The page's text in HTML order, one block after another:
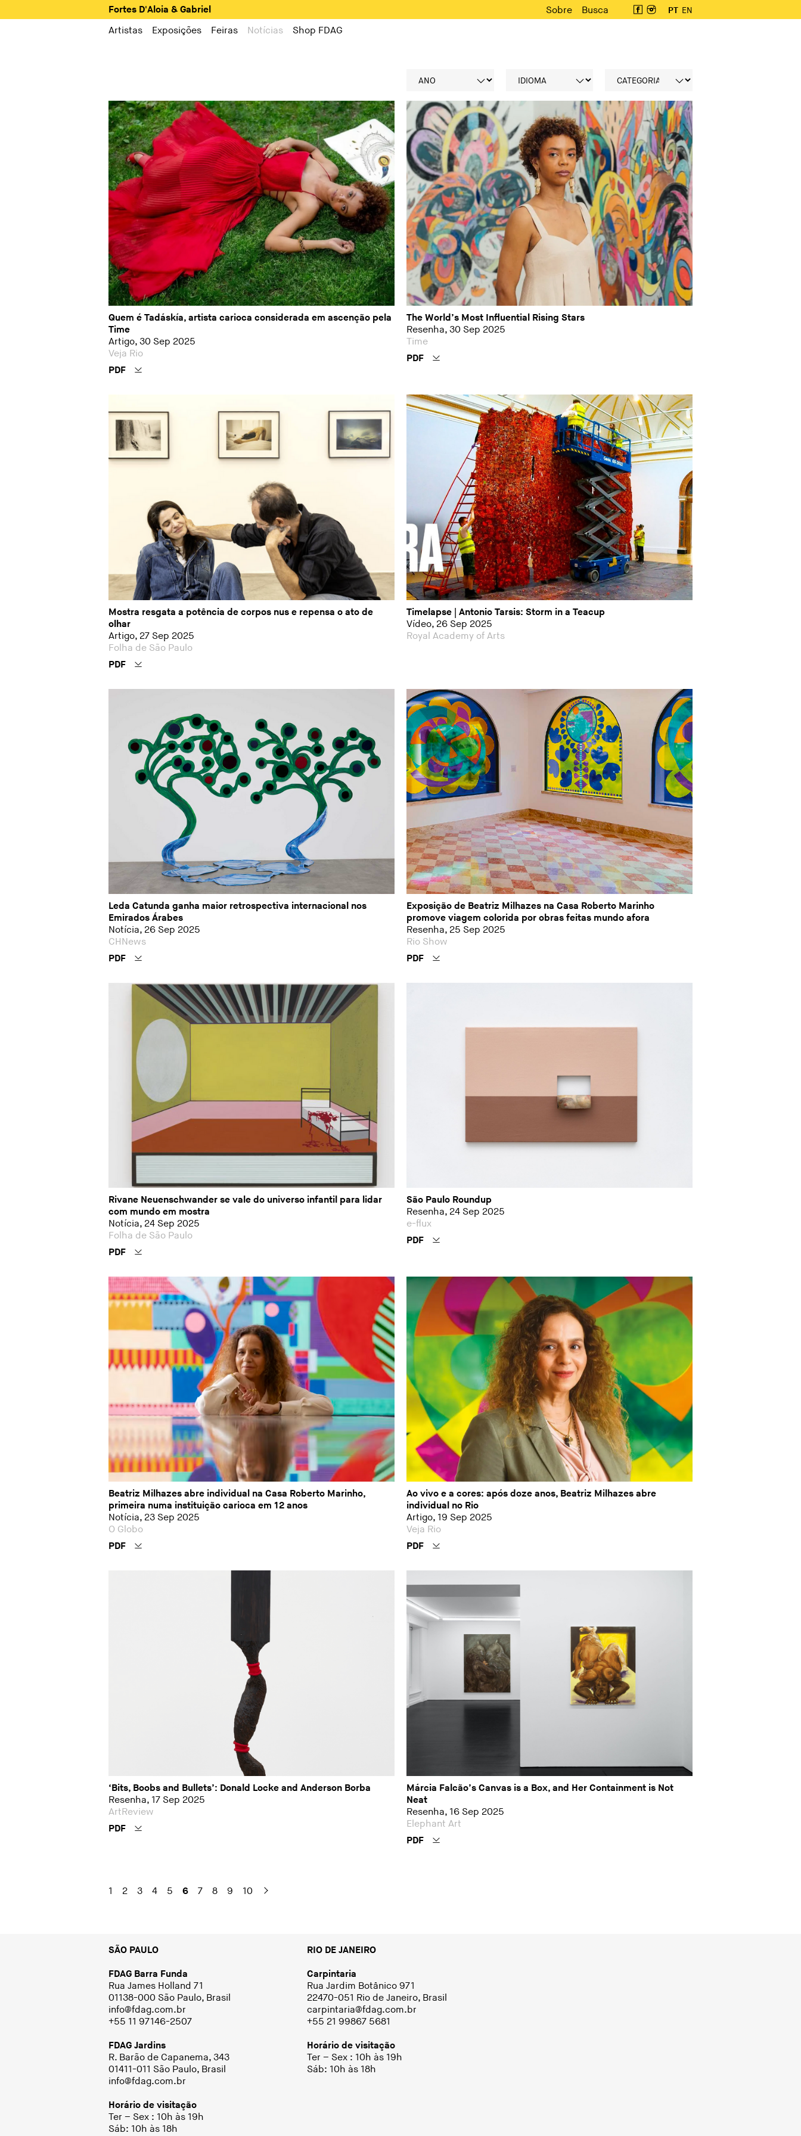
Fortes D'Aloia & Gabriel Sobre Busca PT EN
Artistas Exposições Feiras Notícias Shop FDAG
Quem é Tadáskía, artista carioca considerada em ascenção pela
Time
Artigo, 30 Sep 2025
Veja Rio
PDF
The World’s Most Influential Rising Stars
Resenha, 30 Sep 2025
Time
PDF
Mostra resgata a potência de corpos nus e repensa o ato de
olhar
Artigo, 27 Sep 2025
Folha de São Paulo
PDF
Timelapse | Antonio Tarsis: Storm in a Teacup
Vídeo, 26 Sep 2025
Royal Academy of Arts
Leda Catunda ganha maior retrospectiva internacional nos
Emirados Árabes
Notícia, 26 Sep 2025
CHNews
PDF
Exposição de Beatriz Milhazes na Casa Roberto Marinho
promove viagem colorida por obras feitas mundo afora
Resenha, 25 Sep 2025
Rio Show
PDF
Rivane Neuenschwander se vale do universo infantil para lidar
com mundo em mostra
Notícia, 24 Sep 2025
Folha de São Paulo
PDF
São Paulo Roundup
Resenha, 24 Sep 2025
e-flux
PDF
Beatriz Milhazes abre individual na Casa Roberto Marinho,
primeira numa instituição carioca em 12 anos
Notícia, 23 Sep 2025
O Globo
PDF
Ao vivo e a cores: após doze anos, Beatriz Milhazes abre
individual no Rio
Artigo, 19 Sep 2025
Veja Rio
PDF
‘Bits, Boobs and Bullets’: Donald Locke and Anderson Borba
Resenha, 17 Sep 2025
ArtReview
PDF
Márcia Falcão’s Canvas is a Box, and Her Containment is Not
Neat
Resenha, 16 Sep 2025
Elephant Art
PDF
1 2 3 4 5 6 7 8 9 10
SÃO PAULO
FDAG Barra Funda
Rua James Holland 71
01138-000 São Paulo, Brasil
info@fdag.com.br
+55 11 97146-2507
FDAG Jardins
R. Barão de Capanema, 343
01411-011 São Paulo, Brasil
info@fdag.com.br
Horário de visitação
Ter – Sex : 10h às 19h
Sáb: 10h às 18h
RIO DE JANEIRO
Carpintaria
Rua Jardim Botânico 971
22470-051 Rio de Janeiro, Brasil
carpintaria@fdag.com.br
+55 21 99867 5681
Horário de visitação
Ter – Sex : 10h às 19h
Sáb: 10h às 18h